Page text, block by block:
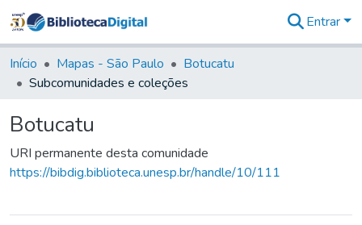
&
Coleções
Tudo na
Estatísticas
Entrar
Início Mapas - São Paulo
Botucatu
Subcomunidades e coleções
Botucatu
URI permanente desta comunidade
https://bibdig.biblioteca.unesp.br/handle/10/111